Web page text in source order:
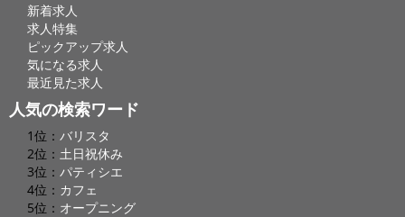
新着求人
求人特集
ピックアップ求人
気になる求人
最近見た求人
人気の検索ワード
1位： バリスタ
2位： 土日祝休み
3位： パティシエ
4位： カフェ
5位： オープニング